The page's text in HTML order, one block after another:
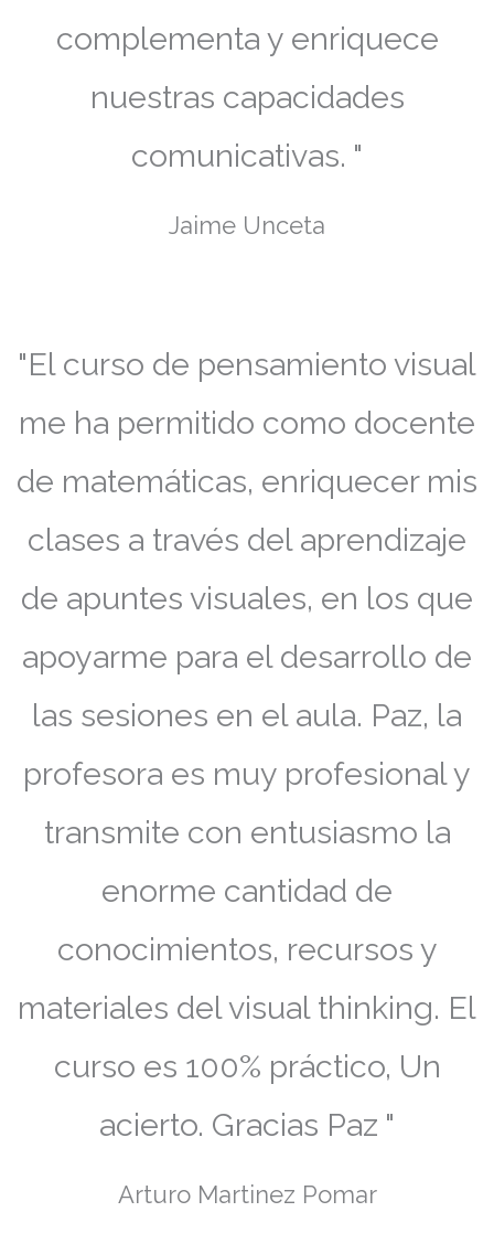
complementa y enriquece
nuestras capacidades
comunicativas. "
Jaime Unceta
"El curso de pensamiento visual
me ha permitido como docente
de matemáticas, enriquecer mis
clases a través del aprendizaje
de apuntes visuales, en los que
apoyarme para el desarrollo de
las sesiones en el aula. Paz, la
profesora es muy profesional y
transmite con entusiasmo la
enorme cantidad de
conocimientos, recursos y
materiales del visual thinking. El
curso es 100% práctico, Un
acierto. Gracias Paz "
Arturo Martinez Pomar